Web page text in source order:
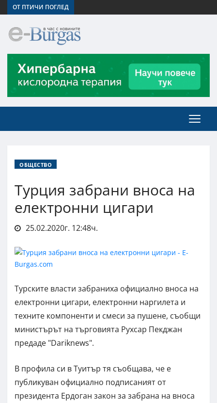
ОТ ПТИЧИ ПОГЛЕД
ОБЩЕСТВО
Турция забрани вноса на
електронни цигари
25.02.2020г. 12:48ч.
Турските власти забраниха официално вноса на
електронни цигари, електронни наргилета и
техните компоненти и смеси за пушене, съобщи
министърът на търговията Рухсар Пекджан
предаде "Dariknews".
В профила си в Туитър тя съобщава, че е
публикуван официално подписаният от
президента Ердоган закон за забрана на вноса